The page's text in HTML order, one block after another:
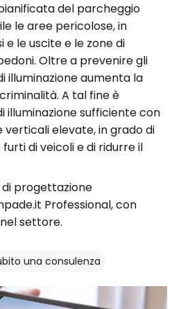
del parcheggio
le aree pericolose, in
le uscite e le zone di
Oltre a prevenire gli
illuminazione aumenta la
A tal fine è
illuminazione sufficiente con
elevate, in grado di
di veicoli e di ridurre il
progettazione
Professional, con
settore.
una consulenza